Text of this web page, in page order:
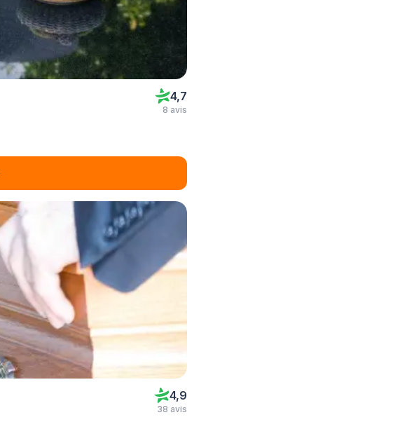
4,7
8 avis
4,9
38 avis